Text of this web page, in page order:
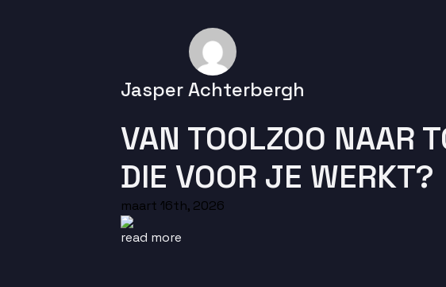
Jasper Achterbergh
VAN TOOLZOO NAAR
DIE VOOR JE WERKT?
maart 16th, 2026
read more